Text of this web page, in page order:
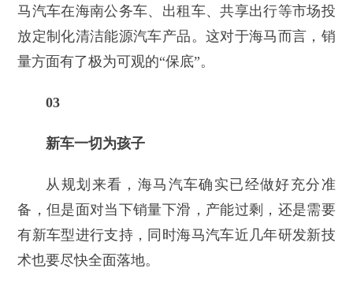
马汽车在海南公务车、出租车、共享出行等市场投
放定制化清洁能源汽车产品。这对于海马而言，销
量方面有了极为可观的“保底”。
03
新车一切为孩子
从规划来看，海马汽车确实已经做好充分准
备，但是面对当下销量下滑，产能过剩，还是需要
有新车型进行支持，同时海马汽车近几年研发新技
术也要尽快全面落地。